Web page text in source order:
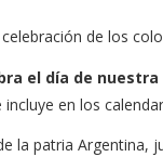
de los
el día de nuestra
en los
la patria Argentina,